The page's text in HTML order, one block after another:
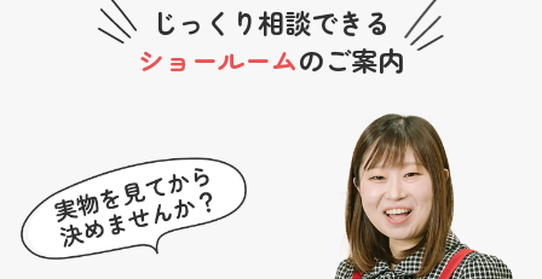
じっくり相談できる
ショールームのご案内